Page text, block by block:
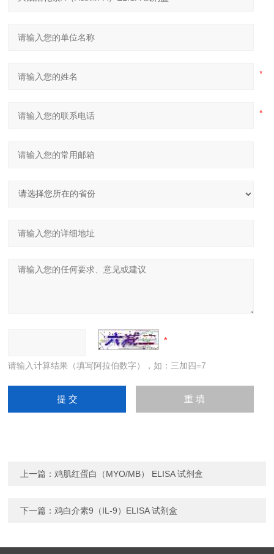
请输入计算结果（填写阿拉伯数字），如：三加四=7
上一篇： 鸡肌红蛋白（MYO/MB） ELISA 试剂盒
下一篇： 鸡白介素9（IL-9）ELISA 试剂盒